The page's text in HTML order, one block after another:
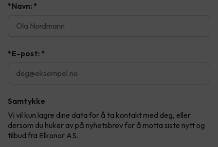
*Navn: *
*E-post: *
Samtykke
Vi vil kun lagre dine data for å ta kontakt med deg, eller
dersom du huker av på nyhetsbrev for å motta siste nytt og
tilbud fra Elkonor AS.